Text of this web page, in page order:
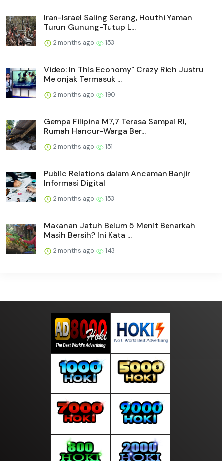
Iran-Israel Saling Serang, Houthi Yaman
Turun Gunung-Tutup L...
2 months ago 153
Video: In This Economy" Crazy Rich Justru
Melonjak Termasuk ...
2 months ago 190
Gempa Filipina M7,7 Terasa Sampai RI,
Rumah Hancur-Warga Ber...
2 months ago 151
Public Relations dalam Ancaman Banjir
Informasi Digital
2 months ago 153
Makanan Jatuh Belum 5 Menit Benarkah
Masih Bersih? Ini Kata ...
2 months ago 143